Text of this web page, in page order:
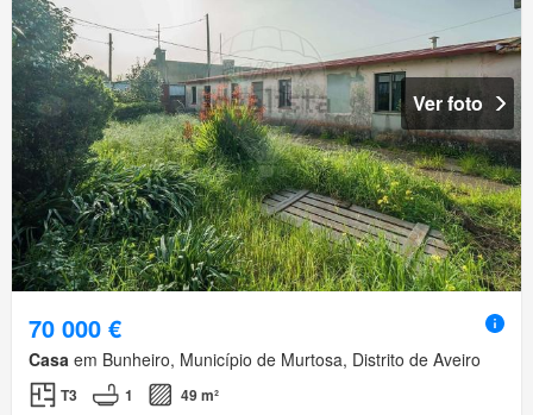
Ver foto
70 000 €
Casa em Bunheiro, Município de Murtosa, Distrito de Aveiro
T3 1
49 m²